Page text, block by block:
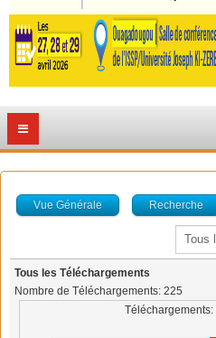
Vue Générale Recherche
Tous les Téléchargements
Nombre de Téléchargements: 225
Téléchargements: